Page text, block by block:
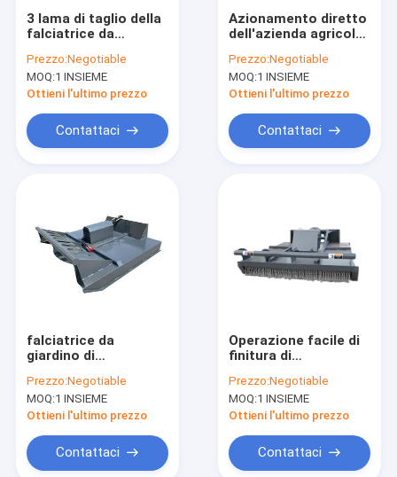
Chi siamo
Contattaci
Falciatore del correggiato di ATV
Falciatore del correggiato della Banca della fossa
3 lama di taglio della
falciatrice da
decespugliatore
dell'azionamento del
trattore del
50hp 2
Prezzo:Negotiable
MOQ:1 INSIEME
Ottieni l'ultimo prezzo
Contattaci
Azionamento diretto
dell'azienda agricola
50hp del manzo di
scivolo dell'asse di
PTO 72inch
Prezzo:Negotiable
MOQ:1 INSIEME
Ottieni l'ultimo prezzo
Contattaci
falciatrice da
giardino di
175kg 1060mm
spinta del PTO del
trattore del
determinata
Prezzo:Negotiable
MOQ:1 INSIEME
Ottieni l'ultimo prezzo
Contattaci
Operazione facile di
finitura di
rotatorio del
falciatore del
trattore del CE
Prezzo:Negotiable
MOQ:1 INSIEME
Ottieni l'ultimo prezzo
Contattaci